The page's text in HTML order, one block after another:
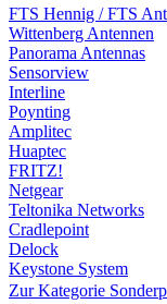
FTS Hennig / FTS
Wittenberg Antennen
Panorama Antennas
Sensorview
Interline
Poynting
Amplitec
Huaptec
FRITZ!
Netgear
Teltonika Networks
Cradlepoint
Delock
Keystone System
Zur Kategorie